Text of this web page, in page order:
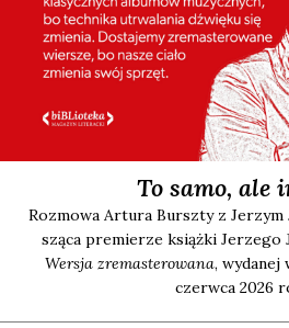
To samo, ale
Roz­mo­wa Artu­ra Bursz­ty z
szą­ca pre­mie­rze książ­ki Jerze­go
Wer­sja zre­ma­ste­ro­wa­na, wyda­nej
czerw­ca 2026